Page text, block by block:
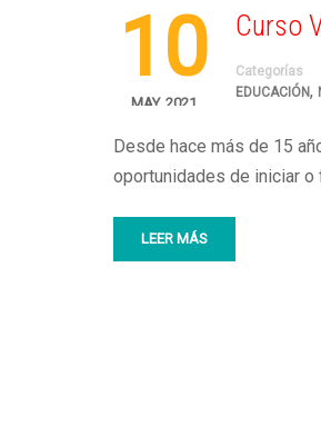
10
MAY, 2021
Curso
Categorías
EDUCACIÓN,
Desde hace más de 15
oportunidades de iniciar
LEER MÁS